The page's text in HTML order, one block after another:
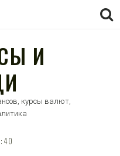
И
курсы валют,